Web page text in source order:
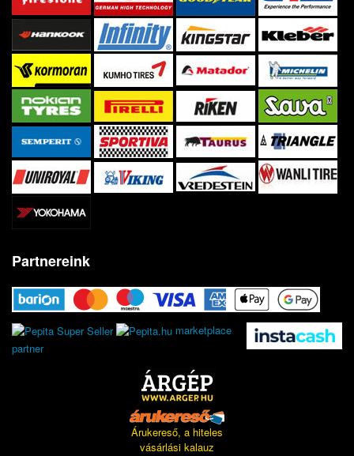
Partnereink
marketplace
partner
Árukereső, a hiteles
vásárlási kalauz